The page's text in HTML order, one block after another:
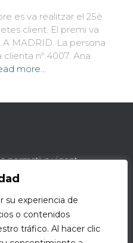
su experiencia de
o contenidos
tráfico. Al hacer clic
es va realitzar el 25è
client. El premi va
A MADRID. La persona
nº 4007: Ana
more…
normativa vigent.